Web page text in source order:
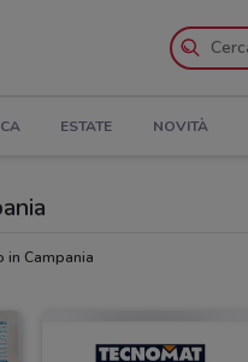
ESTATE NOVITÀ
in Campania